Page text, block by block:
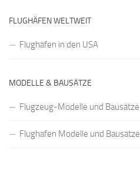
FLUGHÄFEN WELTWEIT
Flughäfen in den USA
MODELLE & BAUSÄTZE
Flugzeug-Modelle und Bausätze
Flughafen Modelle und Bausätze